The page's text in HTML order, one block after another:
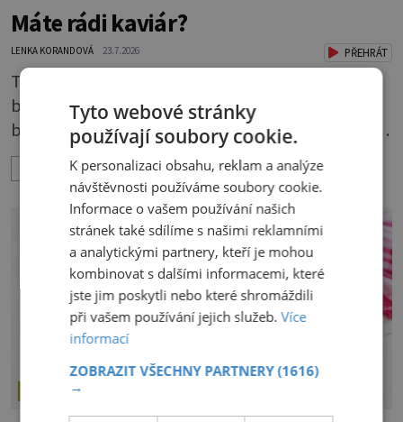
Máte rádi kaviár?
LENKA KORANDOVÁ 23.7.2026 PŘEHRÁT
Ten pravý je odjakživa označován jako symbol
bohatství a noblesy, považuje se za pokrm
bohatých. K mání jsou levnější varianty, některé
jsou ale dobarvovány a obsahují aditiva. Kaviár
jsou jikry vybraných druhů ryb. Je to zdravá
lahůdka. Najdete v něm plnohodnotné
bílkoviny, zdravé tuky, vitaminy A, D, E i B a
minerální látky draslík, fosfor, hořčík a jód.
Černý nebo červený
ZOBRAZIT VÍCE
NAŠE KUCHYNĚ
Tyto webové stránky
používají soubory cookie.
K personalizaci obsahu, reklam a analýze
návštěvnosti používáme soubory cookie.
Informace o vašem používání našich
stránek také sdílíme s našimi reklamními
a analytickými partnery, kteří je mohou
kombinovat s dalšími informacemi, které
jste jim poskytli nebo které shromáždili
při vašem používání jejich služeb.Více
informací
ZOBRAZIT VŠECHNY PARTNERY(1616)
→